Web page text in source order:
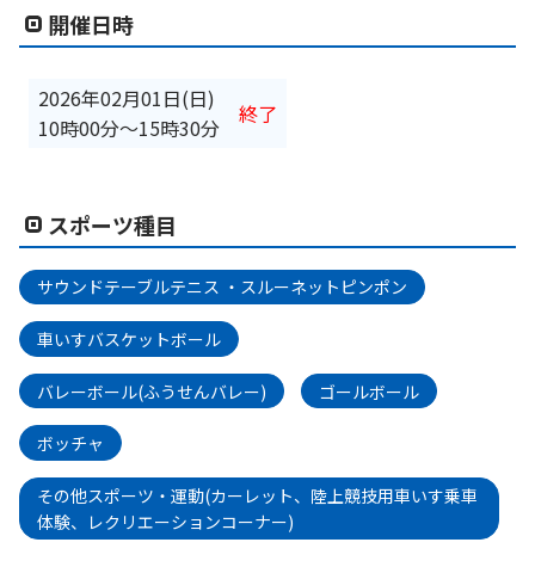
開催日時
2026年02月01日(日)
10時00分〜15時30分
終了
スポーツ種目
サウンドテーブルテニス ・スルーネットピンポン
車いすバスケットボール
バレーボール(ふうせんバレー) ゴールボール
ボッチャ
その他スポーツ・運動(カーレット、陸上競技用車いす乗車
体験、レクリエーションコーナー)